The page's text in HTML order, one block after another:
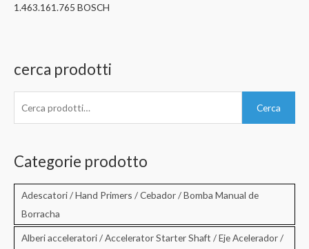
1.463.161.765 BOSCH
cerca prodotti
c
Cerca
Categorie prodotto
Adescatori / Hand Primers / Cebador / Bomba Manual de
Borracha
Alberi acceleratori / Accelerator Starter Shaft / Eje Acelerador /